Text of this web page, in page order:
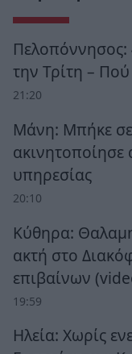
Πελοπόννησος:
την Τρίτη –
21:20
Μάνη: Μπήκε σε
ακινητοποίησε
υπηρεσίας
20:10
Κύθηρα:
ακτή στο
επιβαίνων
19:59
Ηλεία: Χωρίς